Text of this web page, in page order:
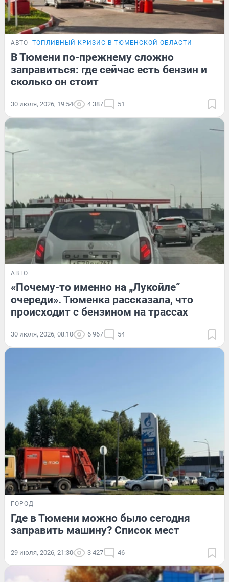
АВТО ТОПЛИВНЫЙ КРИЗИС В ТЮМЕНСКОЙ ОБЛАСТИ
В Тюмени по-прежнему сложно
заправиться: где сейчас есть бензин и
сколько он стоит
30 июля, 2026, 19:54 4 387 51
АВТО
«Почему-то именно на „Лукойле“
очереди». Тюменка рассказала, что
происходит с бензином на трассах
30 июля, 2026, 08:10 6 967 54
ГОРОД
Где в Тюмени можно было сегодня
заправить машину? Список мест
29 июля, 2026, 21:30 3 427 46